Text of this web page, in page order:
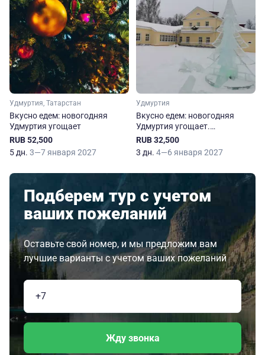
Удмуртия, Татарстан
Вкусно едем: новогодняя
Удмуртия угощает
RUB 52,500
5 дн. 3—7 января 2027
Удмуртия
Вкусно едем: новогодняя
Удмуртия угощает.
Сокращенная программа
RUB 32,500
3 дн. 4—6 января 2027
Подберем тур с учетом
ваших пожеланий
Оставьте свой номер, и мы предложим вам
лучшие варианты с учетом ваших пожеланий
Жду звонка